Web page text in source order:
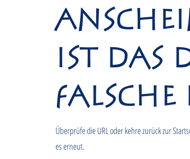
ist das
falsche
Überprüfe die URL oder kehre zurück zur
es erneut.